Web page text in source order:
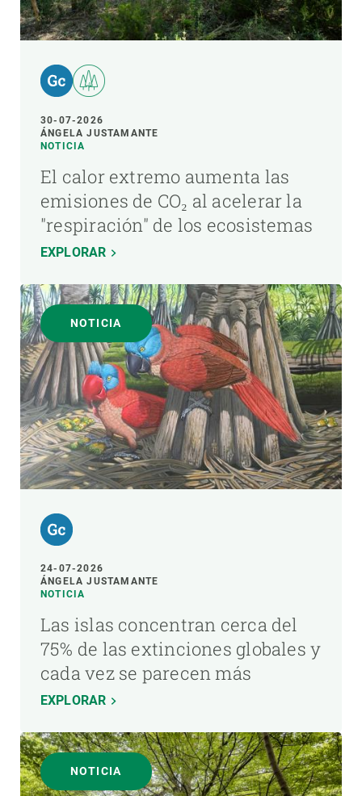
30-07-2026
ÁNGELA JUSTAMANTE
NOTICIA
El calor extremo aumenta las
emisiones de CO₂ al acelerar la
"respiración" de los ecosistemas
EXPLORAR
NOTICIA
24-07-2026
ÁNGELA JUSTAMANTE
NOTICIA
Las islas concentran cerca del
75% de las extinciones globales y
cada vez se parecen más
EXPLORAR
NOTICIA